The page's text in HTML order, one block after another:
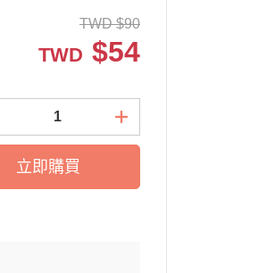
TWD $90
TWD $54
立即購買